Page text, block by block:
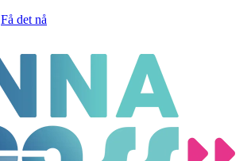
Få det nå